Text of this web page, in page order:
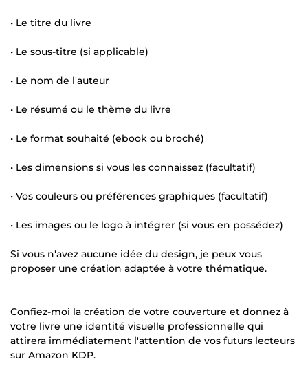
• Le titre du livre
• Le sous-titre (si applicable)
• Le nom de l'auteur
• Le résumé ou le thème du livre
• Le format souhaité (ebook ou broché)
• Les dimensions si vous les connaissez (facultatif)
• Vos couleurs ou préférences graphiques (facultatif)
• Les images ou le logo à intégrer (si vous en possédez)
Si vous n'avez aucune idée du design, je peux vous
proposer une création adaptée à votre thématique.
Confiez-moi la création de votre couverture et donnez à
votre livre une identité visuelle professionnelle qui
attirera immédiatement l'attention de vos futurs lecteurs
sur Amazon KDP.